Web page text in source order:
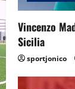
Vincenzo
Sicilia
sportjonico